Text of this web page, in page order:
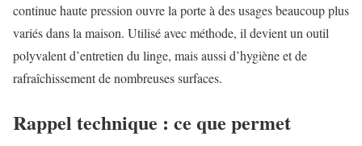
continue haute pression ouvre la porte à des usages beaucoup plus
variés dans la maison. Utilisé avec méthode, il devient un outil
polyvalent d’entretien du linge, mais aussi d’hygiène et de
rafraîchissement de nombreuses surfaces.
Rappel technique : ce que permet